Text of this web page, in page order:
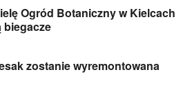
Ogród Botaniczny w Kielcach
biegacze
zostanie wyremontowana